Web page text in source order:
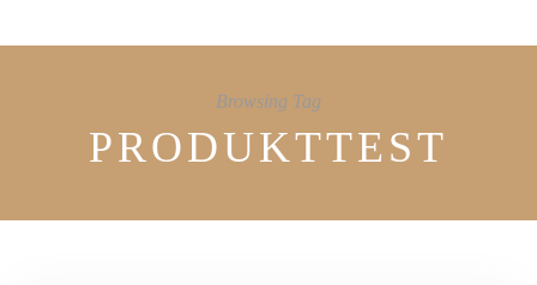
Browsing Tag
PRODUKTTEST